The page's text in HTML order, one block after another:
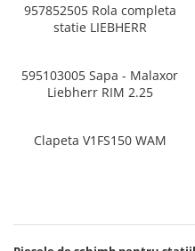
957852505 Rola completa
statie LIEBHERR
595103005 Sapa - Malaxor
Liebherr RIM 2.25
Clapeta V1FS150 WAM